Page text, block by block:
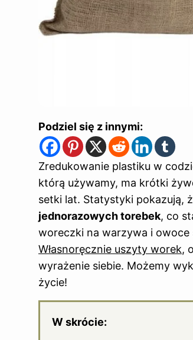
Podziel się z innymi:
Zredukowanie plastiku w
którą używamy, ma krótki
setki lat. Statystyki pokazują,
jednorazowych torebek, co
woreczki na warzywa i
Własnoręcznie uszyty worek,
wyrażenie siebie. Możemy
życie!
W skrócie: